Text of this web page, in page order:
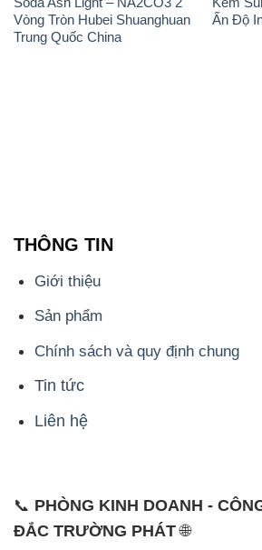
- 0932.660.696 - 0901.326.566 -
0902.765.866
📧 Email:
ĐỊA CHỈ
1229C Quốc lộ 1A, Phường
Quận Bình Tân, TP. Hồ Chí
CÔNG TY XNK TM SX HÓA
PHÁT